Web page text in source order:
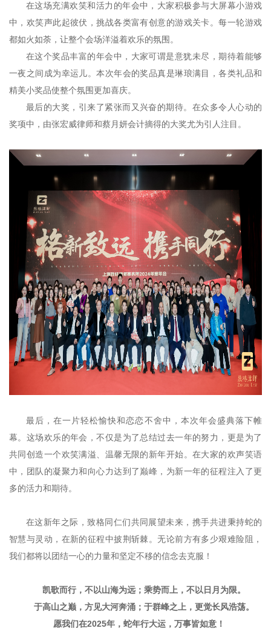
在这场充满欢笑和活力的年会中，大家积极参与大屏幕小游戏
中，欢笑声此起彼伏，挑战各类富有创意的游戏关卡。每一轮游戏
都如火如荼，让整个会场洋溢着欢乐的氛围。
在这个奖品丰富的年会中，大家可谓是意犹未尽，期待着能够
一夜之间成为幸运儿。本次年会的奖品真是琳琅满目，各类礼品和
精美小奖品使整个氛围更加喜庆。
最后的大奖，引来了紧张而又兴奋的期待。在众多令人心动的
奖项中，由张宏威律师和蔡月妍会计摘得的大奖尤为引人注目。
最后，在一片轻松愉快和恋恋不舍中，本次年会盛典落下帷
幕。这场欢乐的年会，不仅是为了总结过去一年的努力，更是为了
共同创造一个欢笑满溢、温馨无限的新年开始。在大家的欢声笑语
中，团队的凝聚力和向心力达到了巅峰，为新一年的征程注入了更
多的活力和期待。
在这新年之际，致格同仁们共同展望未来，携手共进秉持蛇的
智慧与灵动，在新的征程中披荆斩棘。无论前方有多少艰难险阻，
我们都将以团结一心的力量和坚定不移的信念去克服！
凯歌而行，不以山海为远；乘势而上，不以日月为限。
于高山之巅，方见大河奔涌；于群峰之上，更觉长风浩荡。
愿我们在2025年，蛇年行大运，万事皆如意！